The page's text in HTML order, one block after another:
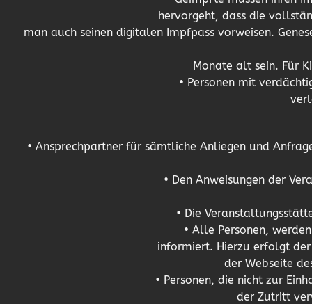
hervorgeht, dass die
man auch seinen digitalen Impfpass vorweisen.
Monate alt sein. Für
• Personen mit
• Ansprechpartner für sämtliche Anliegen und
• Den Anweisungen der
• Die
• Alle Personen,
informiert. Hierzu erfolgt
der Webseite
• Personen, die nicht zur
der Zutritt